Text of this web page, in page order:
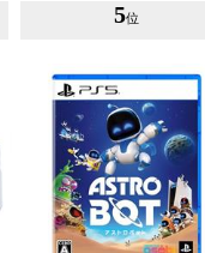
5位